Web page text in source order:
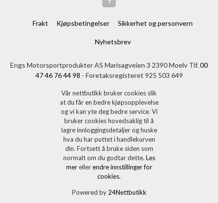
Frakt Kjøpsbetingelser Sikkerhet og personvern
Nyhetsbrev
Engs Motorsportprodukter AS Marisagveien 3 2390 Moelv Tlf.00
47 46 76 44 98 - Foretaksregisteret 925 503 649
Vår nettbutikk bruker cookies slik
at du får en bedre kjøpsopplevelse
og vi kan yte deg bedre service. Vi
bruker cookies hovedsaklig til å
lagre innloggingsdetaljer og huske
hva du har puttet i handlekurven
din. Fortsett å bruke siden som
normalt om du godtar dette. Les
merellerendre innstillinger for
cookies.
Powered by 24Nettbutikk